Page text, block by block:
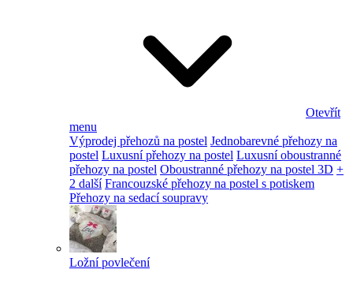
Otevřít
menu
Výprodej přehozů na postel Jednobarevné přehozy na
postel Luxusní přehozy na postel Luxusní oboustranné
přehozy na postel Oboustranné přehozy na postel 3D +
2 další Francouzské přehozy na postel s potiskem
Přehozy na sedací soupravy
Ložní povlečení